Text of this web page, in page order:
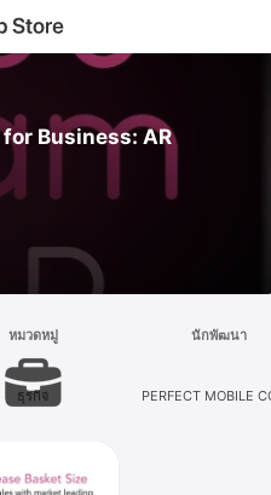
for Business: AR
หมวดหมู่
ธุรกิจ
นักพัฒนา
PERFECT MOBILE